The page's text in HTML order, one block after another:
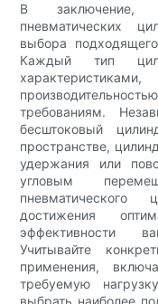
В заключение,
пневматических
выбора
Каждый тип
требованиям.
бесштоковый
пространстве,
удержания или
угловым
достижения
эффективности
Учитывайте
применения,
требуемую